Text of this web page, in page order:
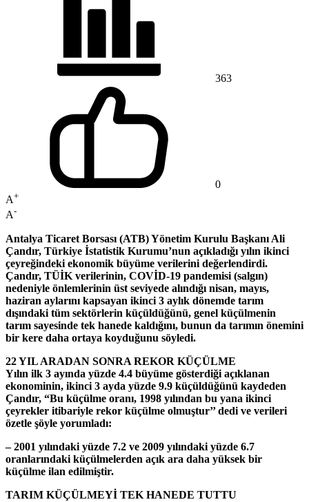
363
0
A+
A-
Antalya Ticaret Borsası (ATB) Yönetim Kurulu Başkanı Ali
Çandır, Türkiye İstatistik Kurumu’nun açıkladığı yılın ikinci
çeyreğindeki ekonomik büyüme verilerini değerlendirdi.
Çandır, TÜİK verilerinin, COVİD-19 pandemisi (salgın)
nedeniyle önlemlerinin üst seviyede alındığı nisan, mayıs,
haziran aylarını kapsayan ikinci 3 aylık dönemde tarım
dışındaki tüm sektörlerin küçüldüğünü, genel küçülmenin
tarım sayesinde tek hanede kaldığını, bunun da tarımın önemini
bir kere daha ortaya koyduğunu söyledi.
22 YIL ARADAN SONRA REKOR KÜÇÜLME
Yılın ilk 3 ayında yüzde 4.4 büyüme gösterdiği açıklanan
ekonominin, ikinci 3 ayda yüzde 9.9 küçüldüğünü kaydeden
Çandır, “Bu küçülme oranı, 1998 yılından bu yana ikinci
çeyrekler itibariyle rekor küçülme olmuştur’’ dedi ve verileri
özetle şöyle yorumladı:
– 2001 yılındaki yüzde 7.2 ve 2009 yılındaki yüzde 6.7
oranlarındaki küçülmelerden açık ara daha yüksek bir
küçülme ilan edilmiştir.
TARIM KÜÇÜLMEYİ TEK HANEDE TUTTU